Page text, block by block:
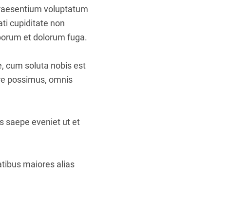
voluptatum
cupiditate non
et dolorum fuga.
cum soluta nobis est
possimus, omnis
saepe eveniet ut et
maiores alias